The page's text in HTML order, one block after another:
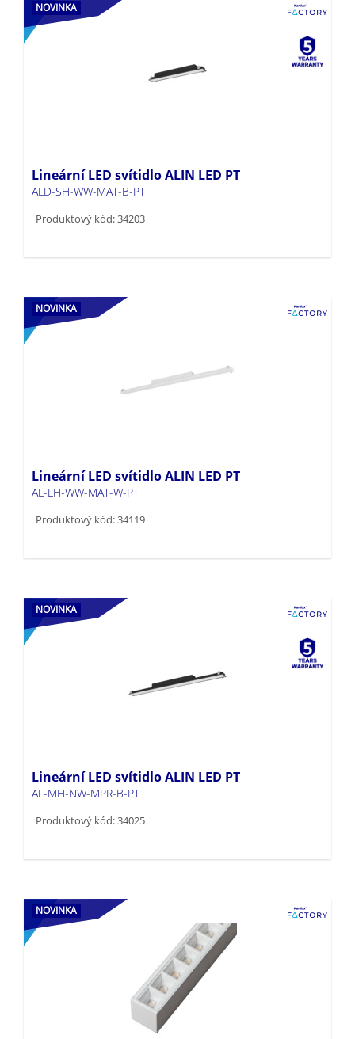
NOVINKA
Lineární LED svítidlo ALIN LED PT
ALD-SH-WW-MAT-B-PT
Produktový kód: 34203
NOVINKA
Lineární LED svítidlo ALIN LED PT
AL-LH-WW-MAT-W-PT
Produktový kód: 34119
NOVINKA
Lineární LED svítidlo ALIN LED PT
AL-MH-NW-MPR-B-PT
Produktový kód: 34025
NOVINKA